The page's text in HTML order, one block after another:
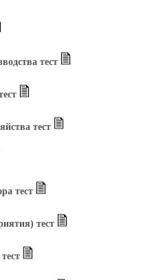
тест
тест
тест
тест